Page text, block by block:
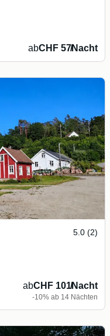
abCHF 57/Nacht
5.0 (2)
abCHF 101/Nacht
-10% ab 14 Nächten